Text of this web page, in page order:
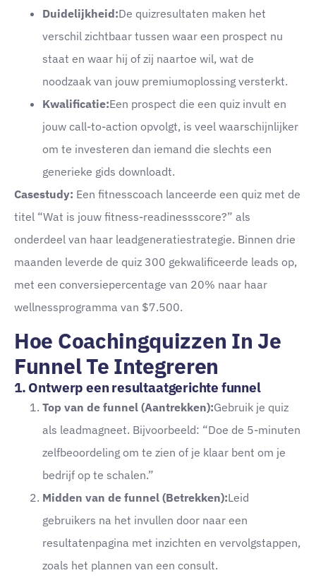
Duidelijkheid:De quizresultaten maken het
verschil zichtbaar tussen waar een prospect nu
staat en waar hij of zij naartoe wil, wat de
noodzaak van jouw premiumoplossing versterkt.
Kwalificatie:Een prospect die een quiz invult en
jouw call-to-action opvolgt, is veel waarschijnlijker
om te investeren dan iemand die slechts een
generieke gids downloadt.
Casestudy: Een fitnesscoach lanceerde een quiz met de
titel “Wat is jouw fitness-readinessscore?” als
onderdeel van haar leadgeneratiestrategie. Binnen drie
maanden leverde de quiz 300 gekwalificeerde leads op,
met een conversiepercentage van 20% naar haar
wellnessprogramma van $7.500.
Hoe Coachingquizzen In Je
Funnel Te Integreren
1. Ontwerp een resultaatgerichte funnel
Top van de funnel (Aantrekken):Gebruik je quiz
als leadmagneet. Bijvoorbeeld: “Doe de 5-minuten
zelfbeoordeling om te zien of je klaar bent om je
bedrijf op te schalen.”
Midden van de funnel (Betrekken):Leid
gebruikers na het invullen door naar een
resultatenpagina met inzichten en vervolgstappen,
zoals het plannen van een consult.